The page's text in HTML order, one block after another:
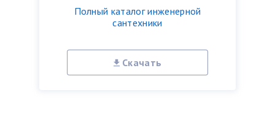
Полный каталог инженерной
сантехники
Скачать